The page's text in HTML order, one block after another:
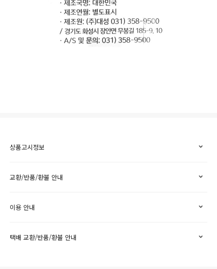
상품고시정보
교환/반품/환불 안내
이용 안내
택배 교환/반품/환불 안내